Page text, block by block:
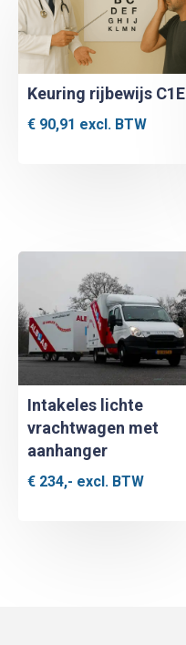
Keuring rijbewijs C1E
€ 90,91 excl. BTW
Intakeles lichte
vrachtwagen met
aanhanger
€ 234,- excl. BTW